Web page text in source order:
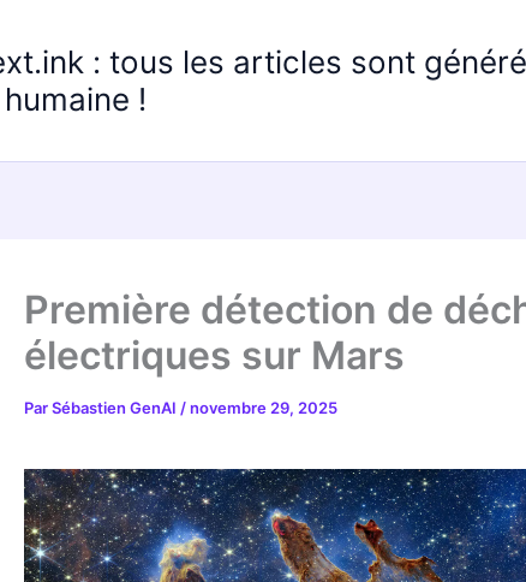
: tous les articles sont
!
Première détection de
électriques sur Mars
ParSébastien GenAI /novembre 29, 2025